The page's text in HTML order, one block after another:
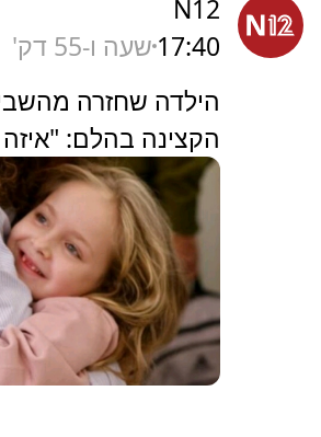
N12
17:40 שעה ו-55 דק'
הילדה שחזרה
הקצינה בהלם: